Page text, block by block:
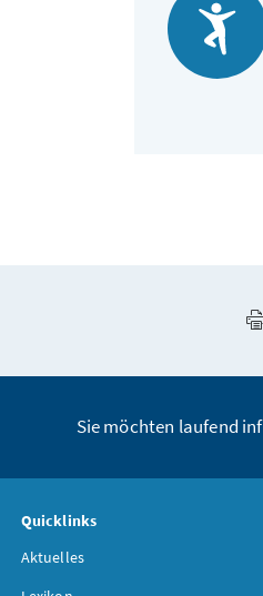
Sie möchten laufend
Quicklinks
Aktuelles